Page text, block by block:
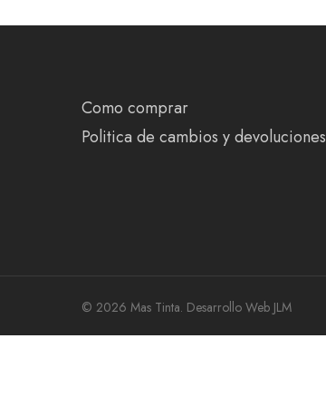
Como comprar
Politica de cambios y devoluciones
© 2026 Mas Tinta. Desarrollo Web JLM